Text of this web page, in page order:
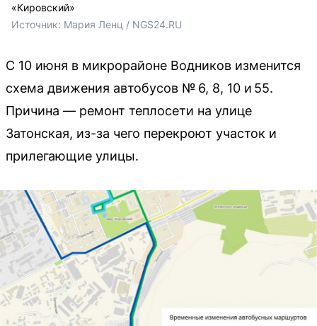
«Кировский»
Источник: Мария Ленц / NGS24.RU
С 10 июня в микрорайоне Водников изменится
схема движения автобусов № 6, 8, 10 и 55.
Причина — ремонт теплосети на улице
Затонская, из-за чего перекроют участок и
прилегающие улицы.